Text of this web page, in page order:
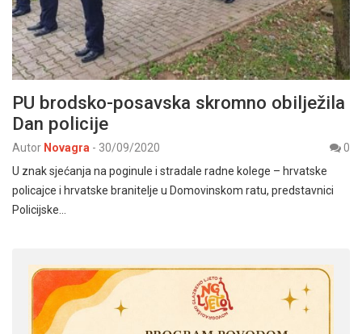
PU brodsko-posavska skromno obilježila
Dan policije
Autor Novagra - 30/09/2020
0
U znak sjećanja na poginule i stradale radne kolege – hrvatske
policajce i hrvatske branitelje u Domovinskom ratu, predstavnici
Policijske…